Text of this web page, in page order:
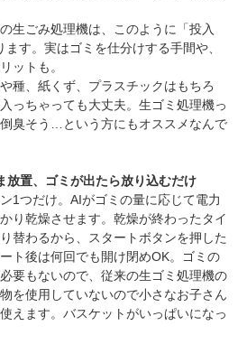
生ごみ処理機は、このように「投入
す。実はゴミを仕分けする手間や、
ットも。
種、紙くず、プラスチックはもちろ
っちゃっても大丈夫。生ゴミ処理機っ
臭そう…という方にもオススメなんで
放置、ゴミが出たら放り込むだけ
1つだけ。AIがゴミの量に応じて電力
り乾燥させます。乾燥が終わったタイ
替わるから、スタートボタンを押した
ト後は何回でも開け閉めOK。ゴミの
要もないので、従来の生ゴミ処理機の
を使用していないので小さなお子さん
えます。バスケットがいっぱいになっ